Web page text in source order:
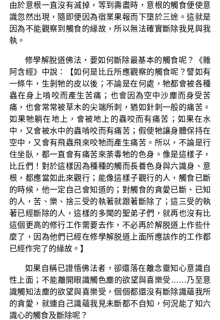
由於意根一直沒有滅掉，等到壽盡時，意根的觸食便使意
識忽然出現，隨即便因為宿業果報而下墮於三途。這就是
因為不能觀察到觸食的緣故，所以無法確實斷除我見與我
執。
修學解脫道佛法，要如何斷除最基本的觸食呢？《雜
阿含經》中說：【如何是比丘所應觀察的觸食呢？譬如有
一條牛，生剝牠的皮以後；不論是在何處，牠都會被各種
蟲在身上啃咬而產生苦痛；也會因為空中沙塵而身受苦
痛，也會常常被草木的尖端所刺，猶如針刺一般的痛苦。
如果牠躺在地上，會被地上的蟲咬而有痛苦；如果在水
中，又會被水中的蟲啃咬而有痛苦；假使牠讓身體保持在
空中，又會有飛蟲飛來咬牠而產生痛苦。所以，不論是行
住坐臥，都一直會有痛苦來荼毒牠的色身。像是這樣子，
比丘們！對於這樣因為種種的觸而長養色身與六識身、意
根，都應當如此來觀行；能像這樣子觀行的人，觸食已斷
的時候，他一定自己會知道的；對觸食的貪愛已斷、已知
的人，苦、樂、捨三受的執著就跟著斷除了；這三受的執
著已經斷除的人，這樣的多聞的聖弟子們，就再也沒有比
這個更高的修行工作需要去作，不必再於解脱道上作些什
麼了，因為他們已經在修學解脱道上面所應該作的工作都
已經作完了的緣故。】
如果自稱已證悟佛法者，卻還落在離念靈知心意識自
性上面；不能離開眼識觸色塵的欲望與喜樂受……乃至意
識觸知法塵的欲望與喜樂受，個個都還沒有斷除識蘊我所
的貪愛，就連自己識蘊我見未斷都不自知，何況能了知六
識心的觸食及斷除呢？